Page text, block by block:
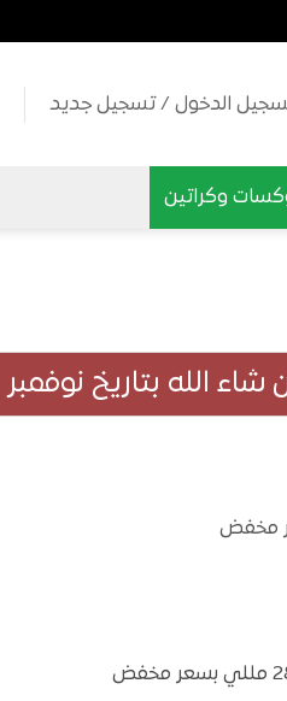
الدخول / تسجيل جديد
وكراتين
الله بتاريخ نوفمبر